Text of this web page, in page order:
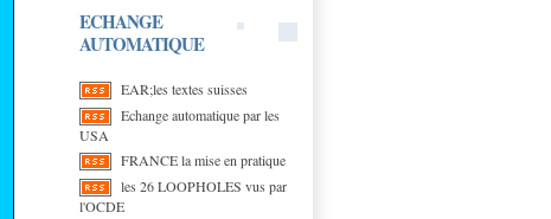
ECHANGE
AUTOMATIQUE
EAR;les textes suisses
Echange automatique par les
USA
FRANCE la mise en pratique
les 26 LOOPHOLES vus par
l'OCDE